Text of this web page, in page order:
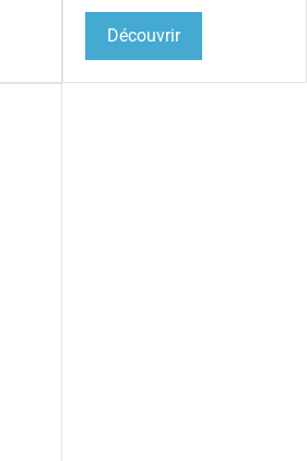
Découvrir